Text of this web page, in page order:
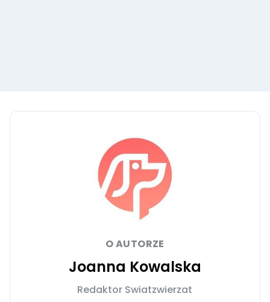
O AUTORZE
Joanna Kowalska
Redaktor Swiatzwierzat